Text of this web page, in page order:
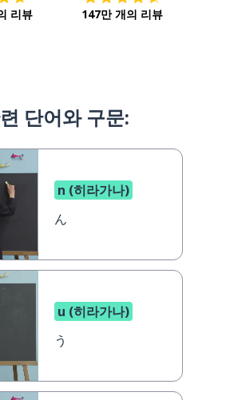
리뷰 147만 개의 리뷰
단어와 구문:
n (히라가나)
ん
u (히라가나)
う